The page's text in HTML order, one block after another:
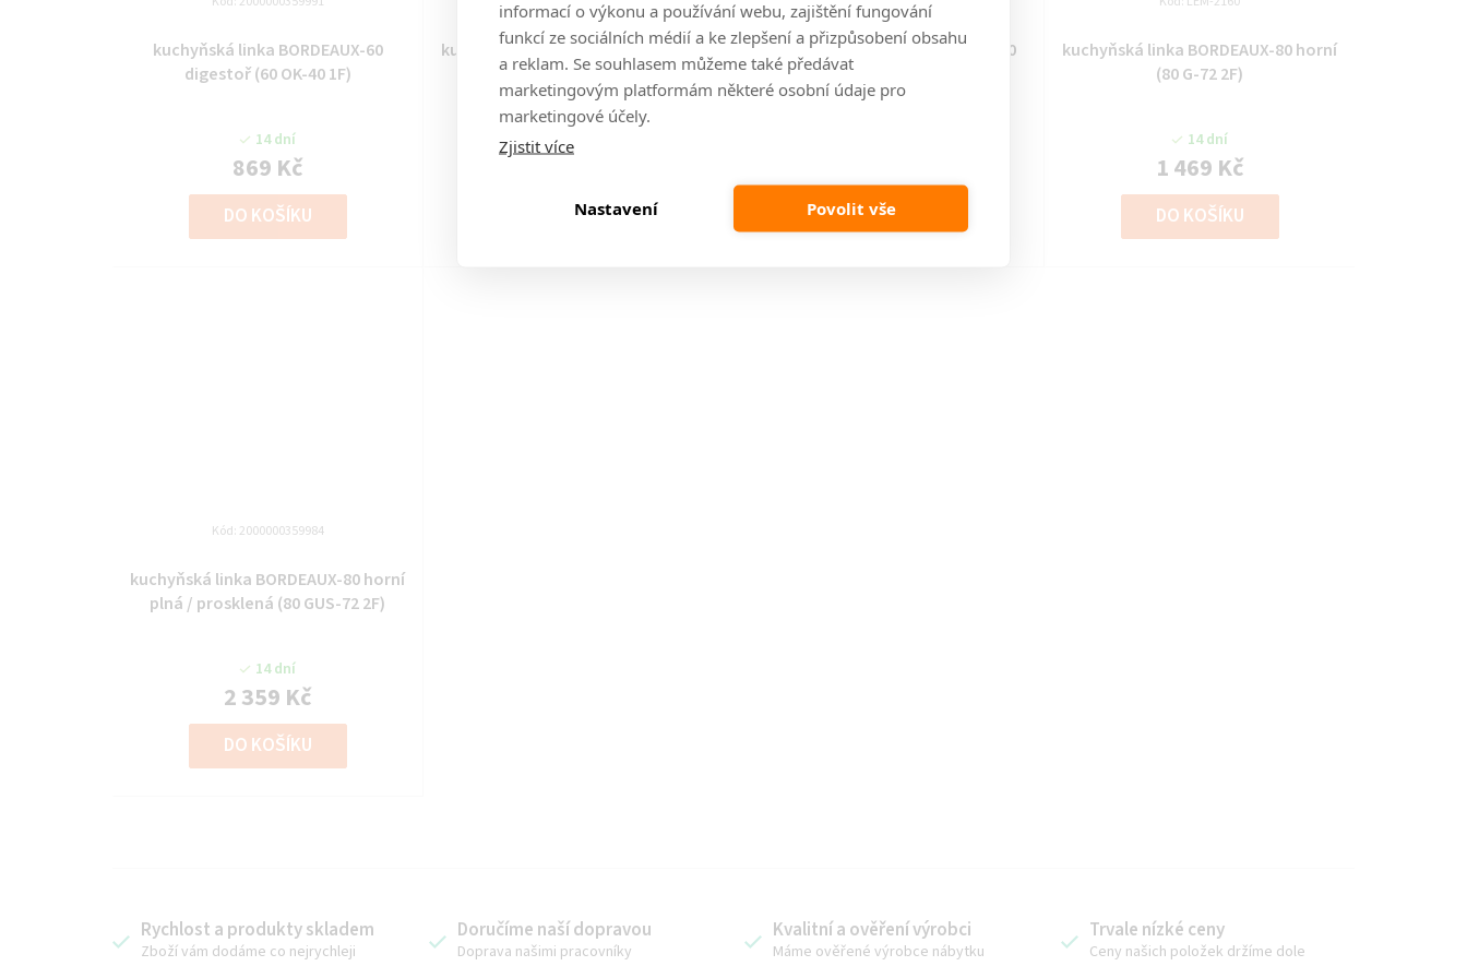
informací o výkonu a používání webu, zajištění fungování
funkcí ze sociálních médií a ke zlepšení a přizpůsobení obsahu
a reklam. Se souhlasem můžeme také předávat
marketingovým platformám některé osobní údaje pro
marketingové účely.
Zjistit více
Nastavení Povolit vše
kuchyňská linka BORDEAUX-60
digestoř (60 OK-40 1F)
14 dní
869 Kč
DO KOŠÍKU
kuchyňská linka BORDEAUX-60 horní
(60 G-72 1F)
14 dní
DO KOŠÍKU
Kuchyňská linka BORDEAUX-60/60
horní roh (60x60 GN-72 1F)
DO KOŠÍKU
kuchyňská linka BORDEAUX-80 horní
(80 G-72 2F)
14 dní
1 469 Kč
DO KOŠÍKU
kuchyňská linka BORDEAUX-80 horní
plná / prosklená (80 GUS-72 2F)
14 dní
2 359 Kč
DO KOŠÍKU
Kód: 2000000359984
á
Rychlost a produkty skladem
Zboží vám dodáme co nejrychleji
Doručíme naší dopravou
Doprava našimi pracovníky
Kvalitní a ověření výrobci
Máme ověřené výrobce nábytku
Trvale nízké ceny
Ceny našich položek držíme dole